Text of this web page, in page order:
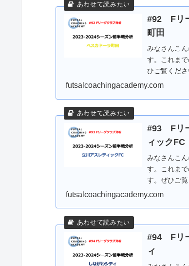
#92 Fリ
町田
みなさんこ
す。これま
ひご覧くだ
の...
futsalcoachingacademy.com
#93 Fリ
ィックFC
みなさんこ
す。これま
す。ぜひご
6...
futsalcoachingacademy.com
#94 Fリ
ィ